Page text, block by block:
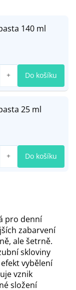
pro denní
zabarvení
ale šetrně.
skloviny
vybělení
vznik
složení
140 ml
Do košíku
25 ml
Do košíku